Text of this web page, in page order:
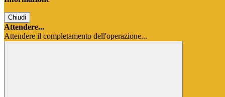
Chiudi
Attendere...
Attendere il completamento dell'operazione...